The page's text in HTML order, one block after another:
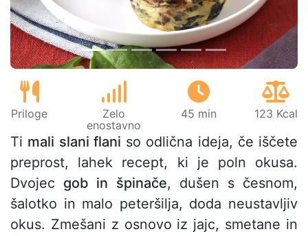
Priloge
Zelo
enostavno
45 min 123 Kcal
Ti mali slani flani so odlična ideja, če iščete
preprost, lahek recept, ki je poln okusa.
Dvojec gob in špinače, dušen s česnom,
šalotko in malo peteršilja, doda neustavljiv
okus. Zmešani z osnovo iz jajc, smetane in